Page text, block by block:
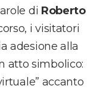
di Roberto
i visitatori
adesione alla
atto simbolico:
accanto